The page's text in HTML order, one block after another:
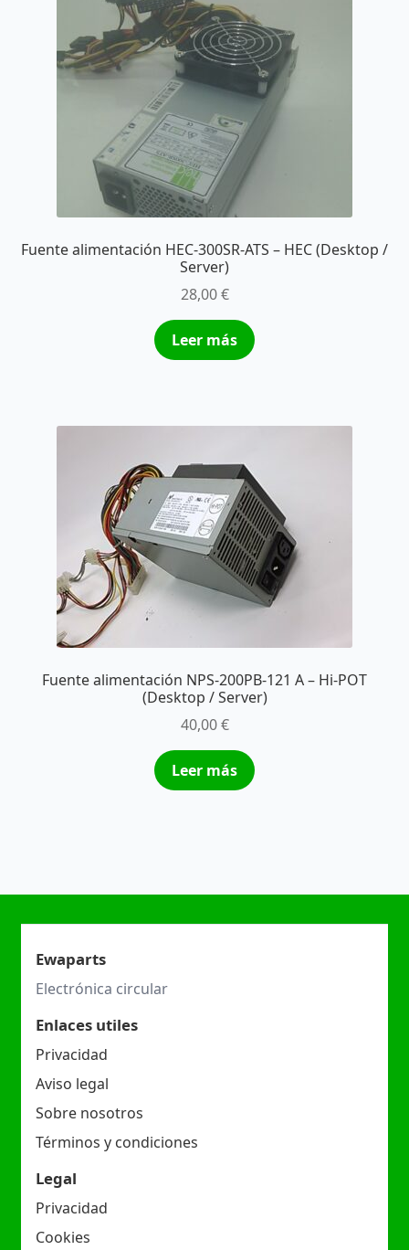
Fuente alimentación HEC-300SR-ATS – HEC (Desktop /
Server)
28,00€
Leer más
Fuente alimentación NPS-200PB-121 A – Hi-POT
(Desktop / Server)
40,00€
Leer más
Ewaparts
Electrónica circular
Enlaces utiles
Privacidad
Aviso legal
Sobre nosotros
Términos y condiciones
Legal
Privacidad
Cookies